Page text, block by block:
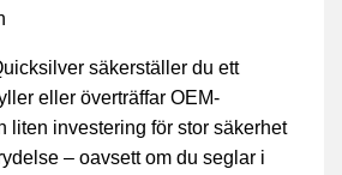
säkerställer du ett
eller överträffar OEM-
liten investering för stor säkerhet
– oavsett om du seglar i